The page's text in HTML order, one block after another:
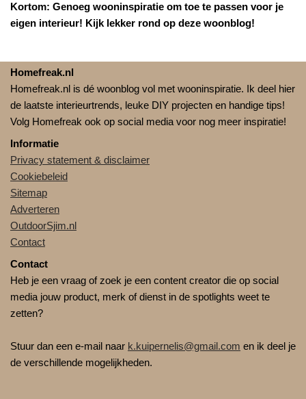
Kortom: Genoeg wooninspiratie om toe te passen voor je
eigen interieur! Kijk lekker rond op deze woonblog!
Homefreak.nl
Homefreak.nl is dé woonblog vol met wooninspiratie. Ik deel hier
de laatste interieurtrends, leuke DIY projecten en handige tips!
Volg Homefreak ook op social media voor nog meer inspiratie!
Informatie
Privacy statement & disclaimer
Cookiebeleid
Sitemap
Adverteren
OutdoorSjim.nl
Contact
Contact
Heb je een vraag of zoek je een content creator die op social
media jouw product, merk of dienst in de spotlights weet te
zetten?
Stuur dan een e-mail naar k.kuipernelis@gmail.com en ik deel je
de verschillende mogelijkheden.